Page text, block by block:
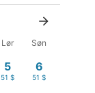
Lør Søn
5
51 $
6
51 $